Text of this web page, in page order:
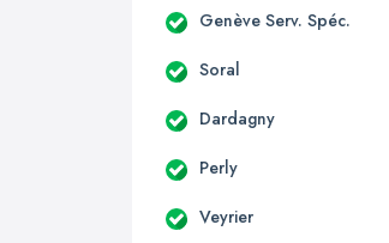
Genève Serv. Spéc.
Soral
Dardagny
Perly
Veyrier